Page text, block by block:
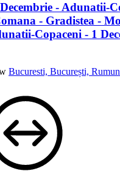
- Adunatii-
- Gradistea -
Copaceni - 1
Bucuresti, București,